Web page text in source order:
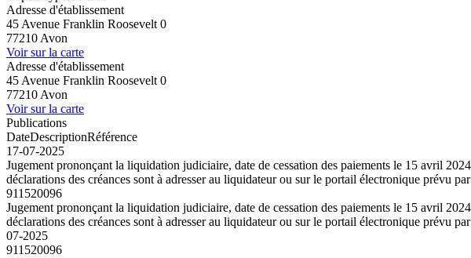
Adresse d'établissement
45 Avenue Franklin Roosevelt 0
77210 Avon
Voir sur la carte
Adresse d'établissement
45 Avenue Franklin Roosevelt 0
77210 Avon
Voir sur la carte
Publications
DateDescriptionRéférence
17-07-2025
Jugement prononçant la liquidation judiciaire, date de cessation des paiements le 15 avril
déclarations des créances sont à adresser au liquidateur ou sur le portail électronique prévu
911520096
Jugement prononçant la liquidation judiciaire, date de cessation des paiements le 15 avril
déclarations des créances sont à adresser au liquidateur ou sur le portail électronique prévu
07-2025
911520096